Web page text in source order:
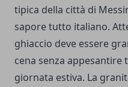
tipica della città di
sapore tutto italiano.
ghiaccio deve essere
cena senza appesantire
giornata estiva. La